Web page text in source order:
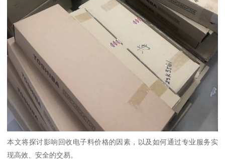
本文将探讨影响回收电子料价格的因素，以及如何通过专业服务实
现高效、安全的交易。